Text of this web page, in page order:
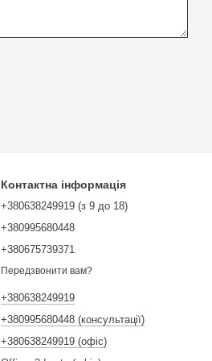
Контактна інформація
+380638249919 (з 9 до 18)
+380995680448
+380675739371
Передзвонити вам?
+380638249919
+380995680448 (консультації)
+380638249919 (офіс)